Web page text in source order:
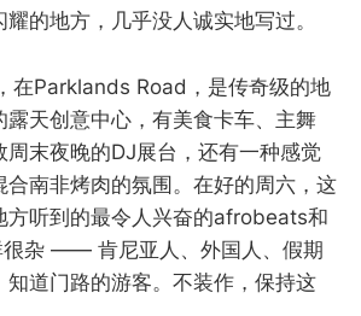
的地方，几乎没人诚实地写过。
，在Parklands Road，是传奇级的地
露天创意中心，有美食卡车、主舞
周末夜晚的DJ展台，还有一种感觉
合南非烤肉的氛围。在好的周六，这
方听到的最令人兴奋的afrobeats和
杂 —— 肯尼亚人、外国人、假期
知道门路的游客。不装作，保持这